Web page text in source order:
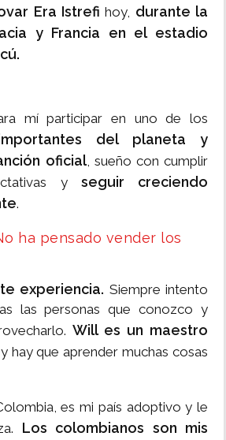
Era Istrefihoy, durante la
y Francia en el estadio
mí participar en uno de los
del planeta y
oficial, sueño con cumplir
y seguir creciendo
.
ha pensado vender los
experiencia. Siempre intento
las personas que conozco y
Will es un maestro
y hay que aprender muchas cosas
es mi país adoptivo y le
Los colombianos son mis